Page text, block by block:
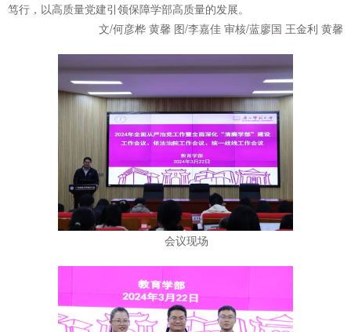
笃行，以高质量党建引领保障学部高质量的发展。
文/何彦桦 黄馨 图/李嘉佳 审核/蓝廖国 王金利 黄馨
会议现场